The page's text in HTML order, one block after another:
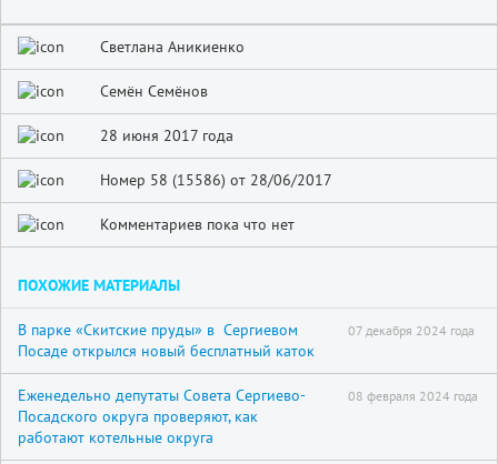
Светлана Аникиенко
Семён Семёнов
28 июня 2017 года
Номер 58 (15586) от 28/06/2017
Комментариев пока что нет
ПОХОЖИЕ МАТЕРИАЛЫ
В парке «Скитские пруды» в Сергиевом
Посаде открылся новый бесплатный каток
07 декабря 2024 года
Еженедельно депутаты Совета Сергиево-
Посадского округа проверяют, как
работают котельные округа
08 февраля 2024 года